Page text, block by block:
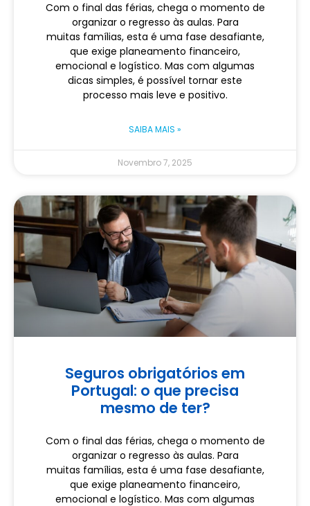
Com o final das férias, chega o momento de
organizar o regresso às aulas. Para
muitas famílias, esta é uma fase desafiante,
que exige planeamento financeiro,
emocional e logístico. Mas com algumas
dicas simples, é possível tornar este
processo mais leve e positivo.
SAIBA MAIS »
Novembro 7, 2025
Seguros obrigatórios em
Portugal: o que precisa
mesmo de ter?
Com o final das férias, chega o momento de
organizar o regresso às aulas. Para
muitas famílias, esta é uma fase desafiante,
que exige planeamento financeiro,
emocional e logístico. Mas com algumas